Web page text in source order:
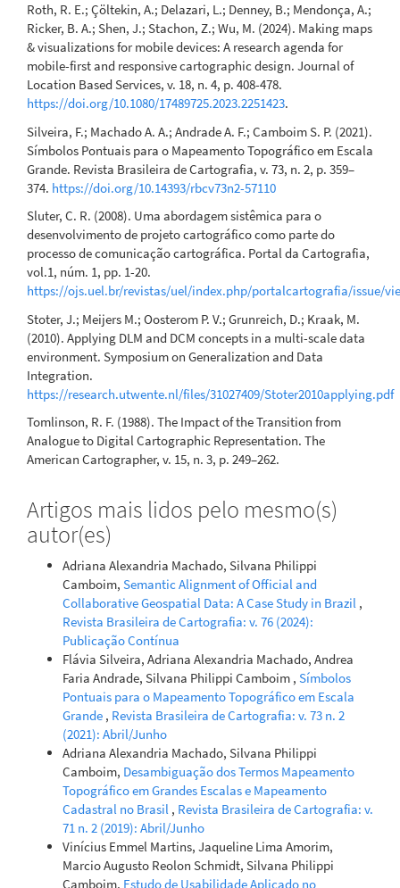
Roth, R. E.; Çöltekin, A.; Delazari, L.; Denney, B.; Mendonça, A.;
Ricker, B. A.; Shen, J.; Stachon, Z.; Wu, M. (2024). Making maps
& visualizations for mobile devices: A research agenda for
mobile-first and responsive cartographic design. Journal of
Location Based Services, v. 18, n. 4, p. 408-478.
https://doi.org/10.1080/17489725.2023.2251423.
Silveira, F.; Machado A. A.; Andrade A. F.; Camboim S. P. (2021).
Símbolos Pontuais para o Mapeamento Topográfico em Escala
Grande. Revista Brasileira de Cartografia, v. 73, n. 2, p. 359–
374. https://doi.org/10.14393/rbcv73n2-57110
Sluter, C. R. (2008). Uma abordagem sistêmica para o
desenvolvimento de projeto cartográfico como parte do
processo de comunicação cartográfica. Portal da Cartografia,
vol.1, núm. 1, pp. 1-20.
https://ojs.uel.br/revistas/uel/index.php/portalcartografia/issue/
Stoter, J.; Meijers M.; Oosterom P. V.; Grunreich, D.; Kraak, M.
(2010). Applying DLM and DCM concepts in a multi-scale data
environment. Symposium on Generalization and Data
Integration.
https://research.utwente.nl/files/31027409/Stoter2010applying.pdf
Tomlinson, R. F. (1988). The Impact of the Transition from
Analogue to Digital Cartographic Representation. The
American Cartographer, v. 15, n. 3, p. 249–262.
Artigos mais lidos pelo mesmo(s)
autor(es)
Adriana Alexandria Machado, Silvana Philippi
Camboim, Semantic Alignment of Official and
Collaborative Geospatial Data: A Case Study in Brazil ,
Revista Brasileira de Cartografia: v. 76 (2024):
Publicação Contínua
Flávia Silveira, Adriana Alexandria Machado, Andrea
Faria Andrade, Silvana Philippi Camboim , Símbolos
Pontuais para o Mapeamento Topográfico em Escala
Grande , Revista Brasileira de Cartografia: v. 73 n. 2
(2021): Abril/Junho
Adriana Alexandria Machado, Silvana Philippi
Camboim, Desambiguação dos Termos Mapeamento
Topográfico em Grandes Escalas e Mapeamento
Cadastral no Brasil , Revista Brasileira de Cartografia: v.
71 n. 2 (2019): Abril/Junho
Vinícius Emmel Martins, Jaqueline Lima Amorim,
Marcio Augusto Reolon Schmidt, Silvana Philippi
Camboim, Estudo de Usabilidade Aplicado no